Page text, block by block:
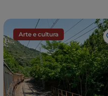
Arte e cultura